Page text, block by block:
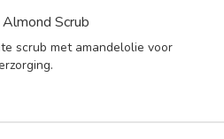
Scrub
scrub met amandelolie voor